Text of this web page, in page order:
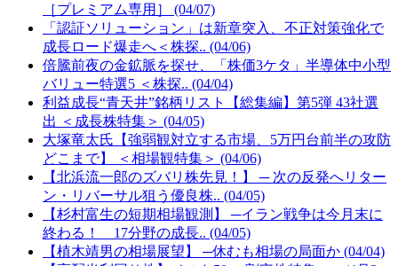
［プレミアム専用］ (04/07)
「認証ソリューション」は新章突入、不正対策強化で
成長ロード爆走へ＜株探.. (04/06)
倍騰前夜の金鉱脈を探せ、「株価3ケタ」半導体中小型
バリュー特選5 ＜株探.. (04/04)
利益成長“青天井”銘柄リスト【総集編】第5弾 43社選
出 ＜成長株特集＞ (04/05)
大塚竜太氏【強弱観対立する市場、5万円台前半の攻防
どこまで】 ＜相場観特集＞ (04/06)
【北浜流一郎のズバリ株先見！】 ─ 次の反発へリター
ン・リバーサル狙う優良株.. (04/05)
【杉村富生の短期相場観測】 ─イラン戦争は今月末に
終わる！ 17分野の成長.. (04/05)
【植木靖男の相場展望】 ─休むも相場の局面か (04/04)